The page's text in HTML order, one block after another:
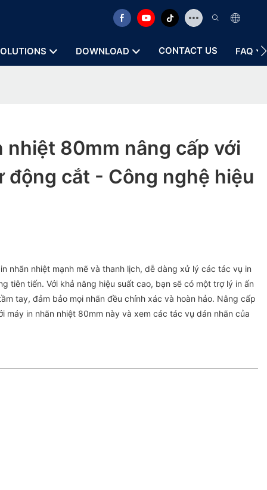
DOWNLOAD CONTACT US FAQ
nhiệt 80mm nâng cấp với
động cắt - Công nghệ hiệu
nhãn nhiệt mạnh mẽ và thanh lịch, dễ dàng xử lý các tác vụ in
tiên tiến. Với khả năng hiệu suất cao, bạn sẽ có một trợ lý in ấn
tay, đảm bảo mọi nhãn đều chính xác và hoàn hảo. Nâng cấp
máy in nhãn nhiệt 80mm này và xem các tác vụ dán nhãn của